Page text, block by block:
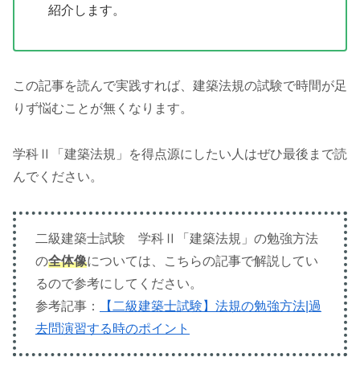
紹介します。
この記事を読んで実践すれば、建築法規の試験で時間が足
りず悩むことが無くなります。
学科Ⅱ「建築法規」を得点源にしたい人はぜひ最後まで読
んでください。
二級建築士試験 学科Ⅱ「建築法規」の勉強方法
の全体像については、こちらの記事で解説してい
るので参考にしてください。
参考記事：
【二級建築士試験】法規の勉強方法|過
去問演習する時のポイント